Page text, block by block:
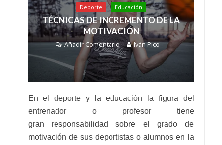
Deporte Educación
TÉCNICAS DE INCREMENTO DE LA
MOTIVACIÓN
Añadir Comentario Iván Pico
En el deporte y la educación la figura del
entrenador o profesor tiene
gran responsabilidad sobre el grado de
motivación de sus deportistas o alumnos en la